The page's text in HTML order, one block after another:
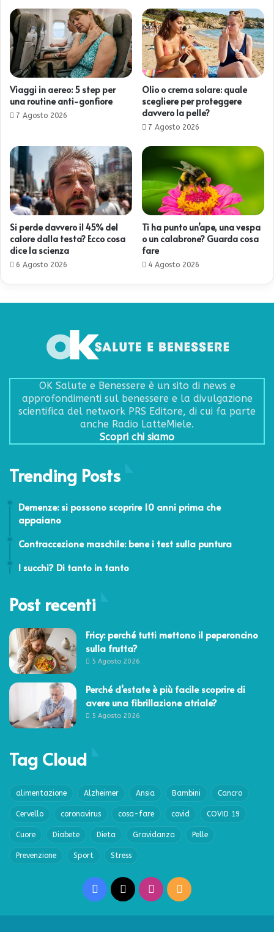
Viaggi in aereo: 5 step per
una routine anti-gonfiore
7 Agosto 2026
Olio o crema solare: quale
scegliere per proteggere
davvero la pelle?
7 Agosto 2026
Si perde davvero il 45% del
calore dalla testa? Ecco cosa
dice la scienza
6 Agosto 2026
Ti ha punto un’ape, una vespa
o un calabrone? Guarda cosa
fare
4 Agosto 2026
OK Salute e Benessere è un sito di news e
approfondimenti sul benessere e la divulgazione
scientifica del network PRS Editore, di cui fa parte
anche Radio LatteMiele.
Scopri chi siamo
Trending Posts
Demenze: si possono scoprire 10 anni prima che
appaiano
Contraccezione maschile: bene i test sulla puntura
I succhi? Di tanto in tanto
Post recenti
Fricy: perché tutti mettono il peperoncino
sulla frutta?
5 Agosto 2026
Perché d’estate è più facile scoprire di
avere una fibrillazione atriale?
5 Agosto 2026
Tag Cloud
alimentazione Alzheimer Ansia Bambini Cancro
Cervello coronavirus cosa-fare covid COVID 19
Cuore Diabete Dieta Gravidanza Pelle
Prevenzione Sport Stress
Facebook Instagram
RSS